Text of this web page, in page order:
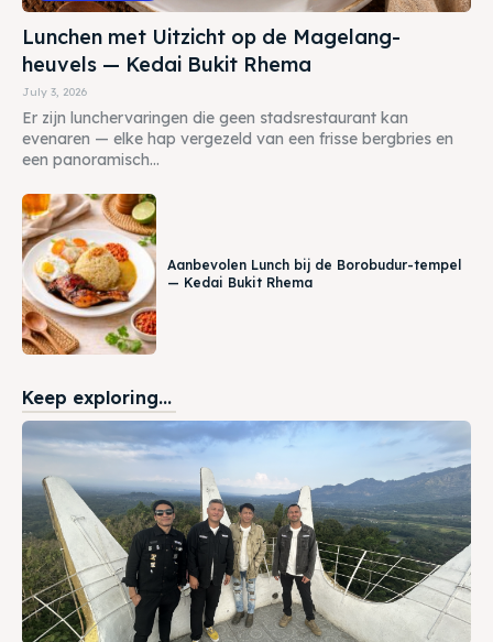
Lunchen met Uitzicht op de Magelang-
heuvels — Kedai Bukit Rhema
July 3, 2026
Er zijn lunchervaringen die geen stadsrestaurant kan
evenaren — elke hap vergezeld van een frisse bergbries en
een panoramisch...
Aanbevolen Lunch bij de Borobudur-tempel
— Kedai Bukit Rhema
Keep exploring...